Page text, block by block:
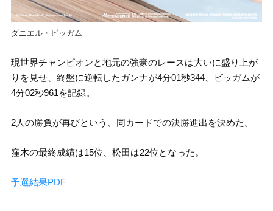
ダニエル・ビッガム
現世界チャンピオンと地元の強豪のレースは大いに盛り上が
りを見せ、終盤に逆転したガンナが4分01秒344、ビッガムが
4分02秒961を記録。
2人の勝負が再びという、同カードでの決勝進出を決めた。
窪木の最終成績は15位、松田は22位となった。
予選結果PDF